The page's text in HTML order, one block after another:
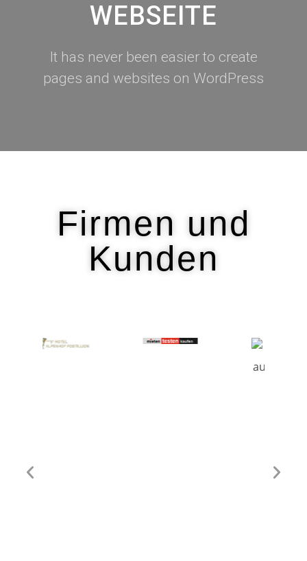
WEBSEITE
It has never been easier to create
pages and websites on WordPress
Firmen und
Kunden